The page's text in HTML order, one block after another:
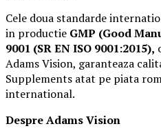
Cele doua standarde
in productie GMP (Good
9001 (SR EN ISO 9001:2015),
Adams Vision, garanteaza
Supplements atat pe piata
international.
Despre Adams Vision